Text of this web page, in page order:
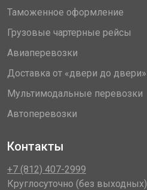
Таможенное оформление
Грузовые чартерные рейсы
Авиаперевозки
Доставка от «двери до двери»
Мультимодальные перевозки
Автоперевозки
Контакты
+7 (812) 407-2999
Круглосуточно (без выходных)